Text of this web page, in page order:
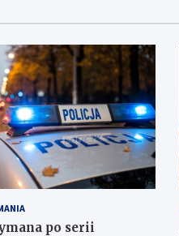
po serii